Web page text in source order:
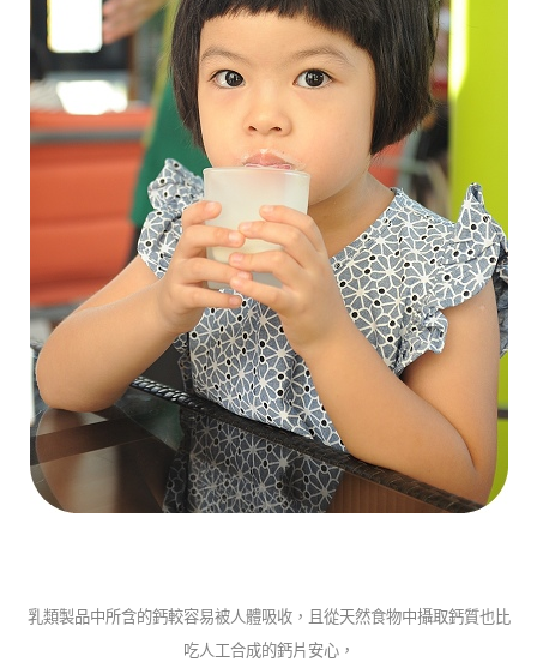
乳類製品中所含的鈣較容易被人體吸收，且從天然食物中攝取鈣質也比
吃人工合成的鈣片安心，